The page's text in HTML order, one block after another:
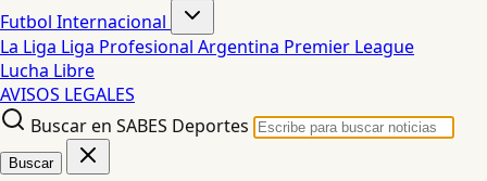
Futbol Internacional
La Liga Liga Profesional Argentina Premier League
Lucha Libre
AVISOS LEGALES
Buscar en SABES Deportes
Buscar